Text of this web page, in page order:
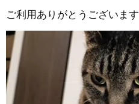
ご利用ありがとうございます